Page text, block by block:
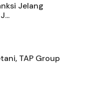
Jelang
TAP Group